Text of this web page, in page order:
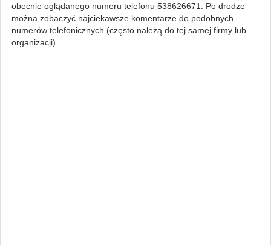
obecnie oglądanego numeru telefonu 538626671. Po drodze
można zobaczyć najciekawsze komentarze do podobnych
numerów telefonicznych (często należą do tej samej firmy lub
organizacji).